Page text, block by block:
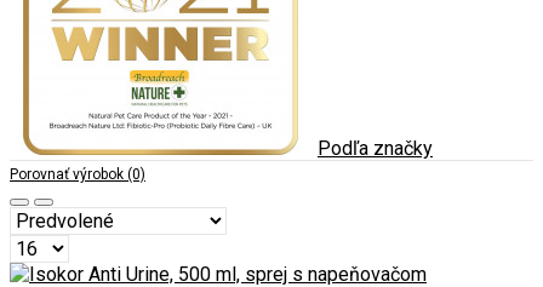
Podľa značky
Porovnať výrobok (0)